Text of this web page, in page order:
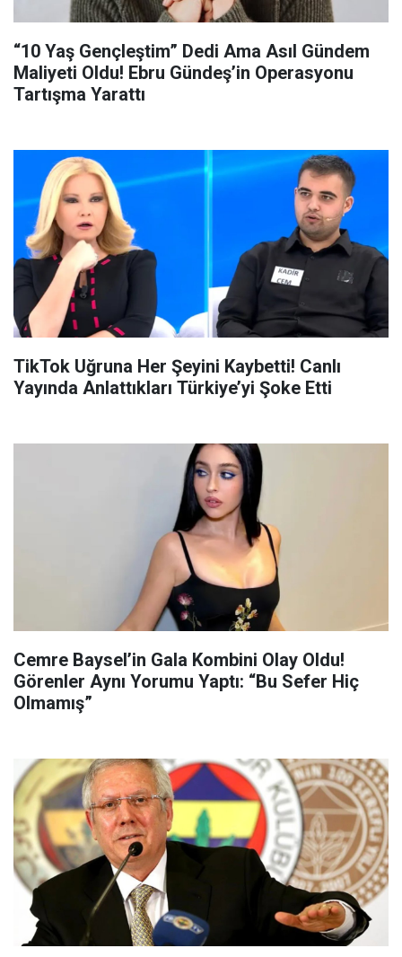
“10 Yaş Gençleştim” Dedi Ama Asıl Gündem
Maliyeti Oldu! Ebru Gündeş’in Operasyonu
Tartışma Yarattı
TikTok Uğruna Her Şeyini Kaybetti! Canlı
Yayında Anlattıkları Türkiye’yi Şoke Etti
Cemre Baysel’in Gala Kombini Olay Oldu!
Görenler Aynı Yorumu Yaptı: “Bu Sefer Hiç
Olmamış”